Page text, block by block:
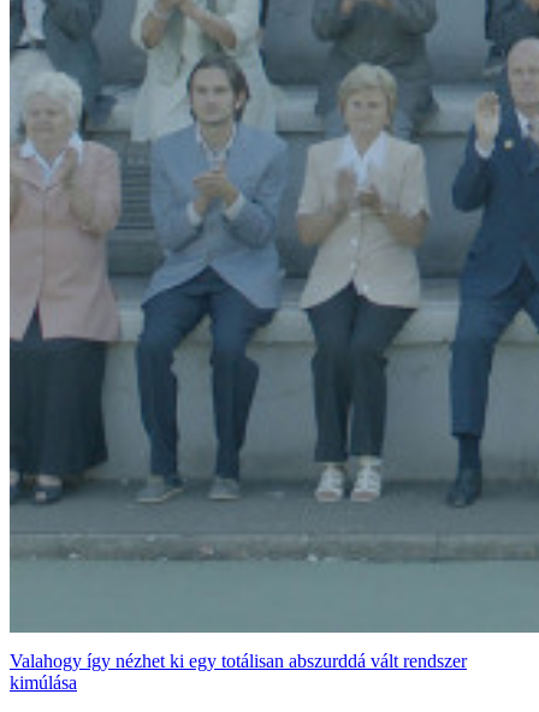
Valahogy így nézhet ki egy totálisan abszurddá vált rendszer
kimúlása